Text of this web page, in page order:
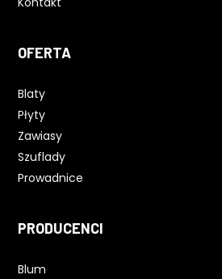
OFERTA
Blaty
Płyty
Zawiasy
Szuflady
Prowadnice
PRODUCENCI
Blum